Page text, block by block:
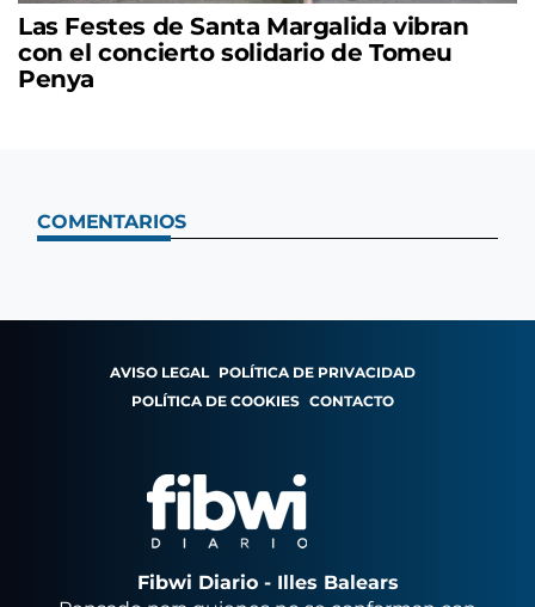
Las Festes de Santa Margalida vibran
con el concierto solidario de Tomeu
Penya
COMENTARIOS
AVISO LEGAL POLÍTICA DE PRIVACIDAD
POLÍTICA DE COOKIES CONTACTO
Fibwi Diario - Illes Balears